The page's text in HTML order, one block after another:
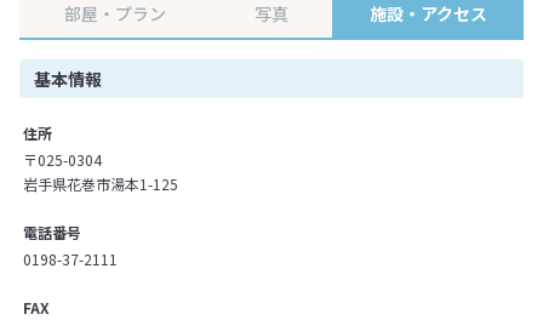
部屋・プラン 写真 施設・アクセス
基本情報
住所
〒025-0304
岩手県花巻市湯本1-125
電話番号
0198-37-2111
FAX